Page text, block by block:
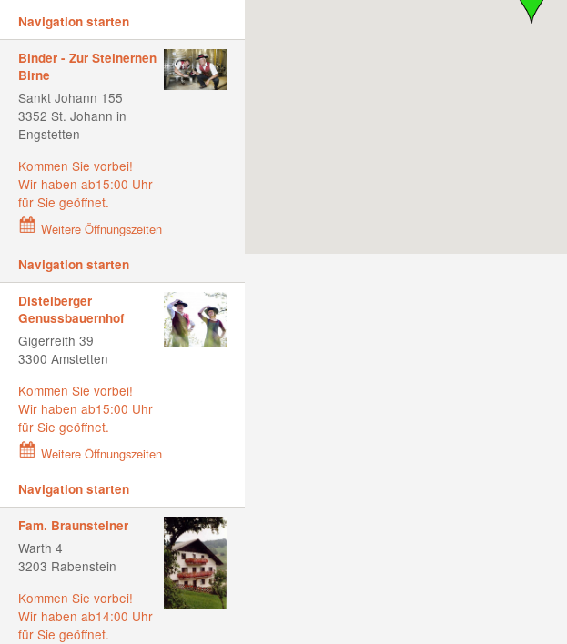
Navigation starten
Binder - Zur Steinernen
Birne
Sankt Johann 155
3352 St. Johann in
Engstetten
Kommen Sie vorbei!
Wir haben ab15:00 Uhr
für Sie geöffnet.
Weitere Öffnungszeiten
Navigation starten
Distelberger
Genussbauernhof
Gigerreith 39
3300 Amstetten
Kommen Sie vorbei!
Wir haben ab15:00 Uhr
für Sie geöffnet.
Weitere Öffnungszeiten
Navigation starten
Fam. Braunsteiner
Warth 4
3203 Rabenstein
Kommen Sie vorbei!
Wir haben ab14:00 Uhr
für Sie geöffnet.